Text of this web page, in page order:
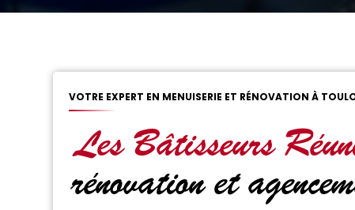
VOTRE EXPERT EN MENUISERIE ET RÉNOVATION À
Les Bâtisseurs
rénovation et